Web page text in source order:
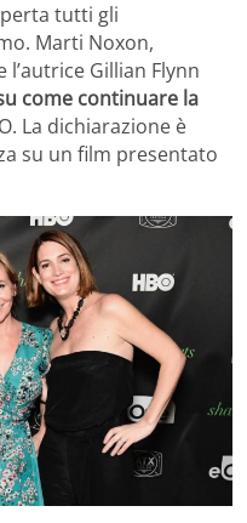
tutti gli
Marti Noxon,
Gillian Flynn
come continuare la
La dichiarazione è
su un film presentato